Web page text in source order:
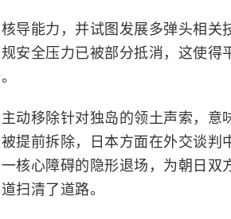
导能力，并试图发展多弹头相关
安全压力已被部分抵消，这使得
动移除针对独岛的领土声索，意
提前拆除，日本方面在外交谈判
核心障碍的隐形退场，为朝日双
扫清了道路。